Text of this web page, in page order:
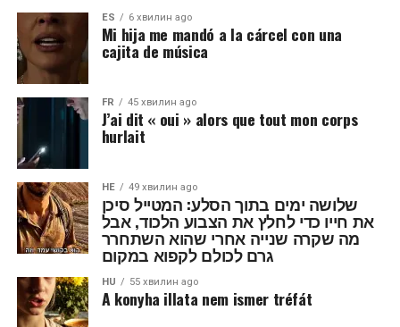
ES 6 хвилин ago
Mi hija me mandó a la cárcel con una
cajita de música
FR 45 хвилин ago
J’ai dit « oui » alors que tout mon corps
hurlait
HE 49 хвилин ago
שלושה ימים בתוך הסלע: המטייל סיכן
את חייו כדי לחלץ את הצבוע הלכוד, אבל
מה שקרה שנייה אחרי שהוא השתחרר
גרם לכולם לקפוא במקום
HU 55 хвилин ago
A konyha illata nem ismer tréfát